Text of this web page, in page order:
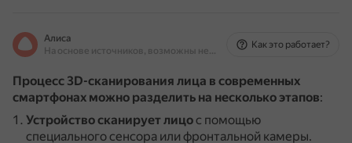
Алиса
На основе источников, возможны неточности
Как это работает?
Процесс 3D-сканирования лица в современных
смартфонах можно разделить на несколько этапов:
Устройство сканирует лицос помощью
специального сенсора или фронтальной камеры.